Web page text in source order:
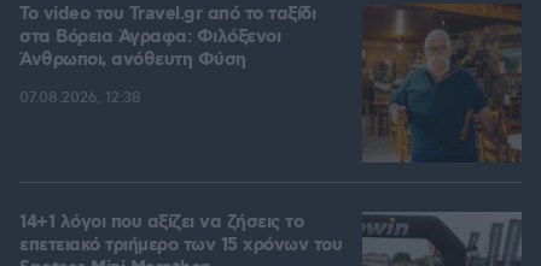
To video του Travel.gr από το ταξίδι
στα Βόρεια Άγραφα: Φιλόξενοι
Άνθρωποι, ανόθευτη Φύση
07.08.2026, 12:38
14+1 λόγοι που αξίζει να ζήσεις το
επετειακό τριήμερο των 15 χρόνων του